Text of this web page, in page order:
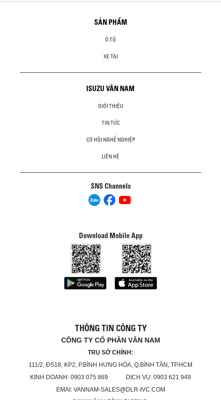
SẢN PHẨM
Ô TÔ
XE TẢI
ISUZU VÂN NAM
GIỚI THIỆU
TIN TỨC
CƠ HỘI NGHỀ NGHIỆP
LIÊN HỆ
SNS Channels
Download Mobile App
THÔNG TIN CÔNG TY
CÔNG TY CỔ PHẦN VÂN NAM
TRỤ SỞ CHÍNH:
111/2, ĐS18, KP2, P.BÌNH HƯNG HÒA, Q.BÌNH TÂN, TP.HCM
KINH DOANH: 0903 075 869 DỊCH VỤ: 0903 621 949
EMAI: VANNAM-SALES@DLR-IVC.COM